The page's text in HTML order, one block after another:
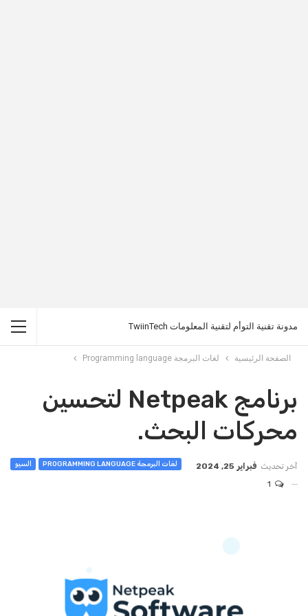
مدونة تقنية التوأم لتقنية المعلومات TwiinTech
الصفحة الرئيسية لغات البرمجة Programming language
برنامج Netpeak لتحسين
محركات البحث.
لغات البرمجة PROGRAMMING LANGUAGE السيو آخر تحديث فبراير 25, 2024